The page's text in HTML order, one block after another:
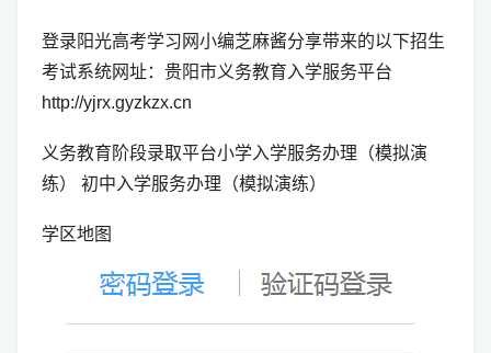
登录阳光高考学习网小编芝麻酱分享带来的以下招生
考试系统网址： 贵阳市义务教育入学服务平台
http://yjrx.gyzkzx.cn
义务教育阶段录取平台小学入学服务办理（模拟演
练） 初中入学服务办理（模拟演练）
学区地图